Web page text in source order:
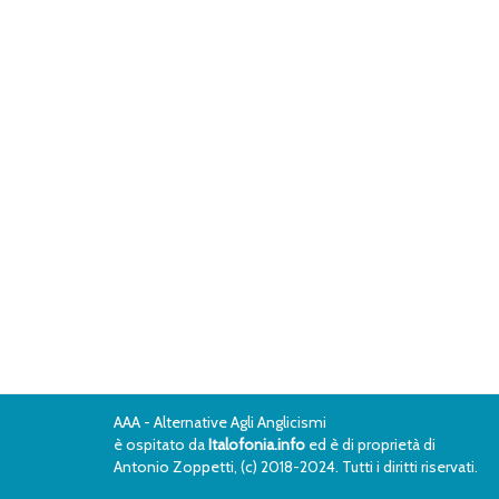
AAA - Alternative Agli Anglicismi
è ospitato daItalofonia.info ed è di proprietà di
Antonio Zoppetti, (c) 2018-2024. Tutti i diritti riservati.